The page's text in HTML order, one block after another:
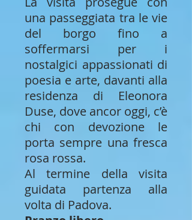
una passeggiata tra le vie
del borgo fino a
soffermarsi per i
nostalgici appassionati di
poesia e arte, davanti alla
residenza di Eleonora
Duse, dove ancor oggi, c’è
chi con devozione le
porta sempre una fresca
rosa rossa.
Al termine della visita
guidata partenza alla
volta di Padova.